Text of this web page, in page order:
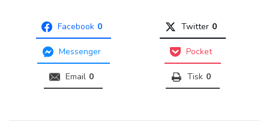
Facebook 0 Twitter 0
Messenger Pocket
Email 0 Tisk 0